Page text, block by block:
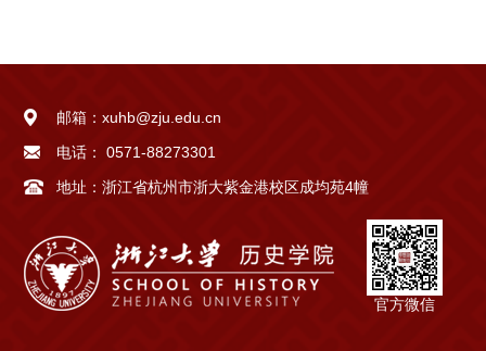
邮箱：xuhb@zju.edu.cn
电话：
0571-88273301
地址：浙江省杭州市浙大紫金港校区成均苑4幢
官方微信